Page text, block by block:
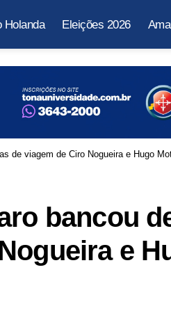
Holanda Eleições 2026
de viagem de Ciro Nogueira e Hugo
bancou
e